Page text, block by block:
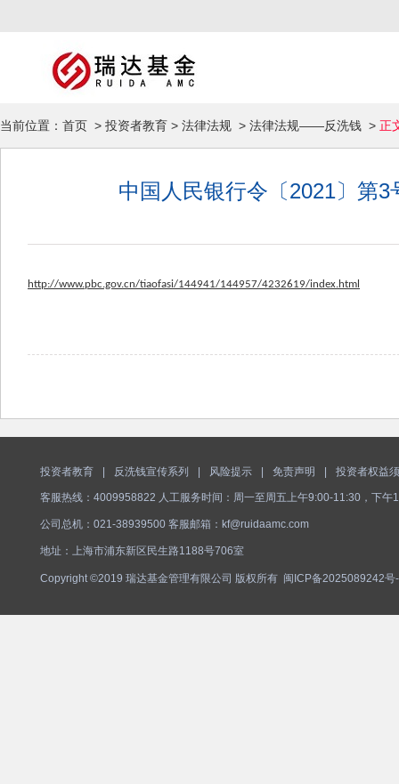
当前位置： 首页 > 投资者教育 > 法律法规 > 法律法规——反洗钱 > 正
中国人民银行令〔2021〕第
http://www.pbc.gov.cn/tiaofasi/144941/144957/4232619/index.html
投资者教育 反洗钱宣传系列 风险提示 免责声明 投资者权益
客服热线：4009958822 人工服务时间：周一至周五上午9:00-11:30，下午
公司总机：021-38939500 客服邮箱：kf@ruidaamc.com
地址：上海市浦东新区民生路1188号706室
Copyright ©2019 瑞达基金管理有限公司 版权所有 闽ICP备2025089242号